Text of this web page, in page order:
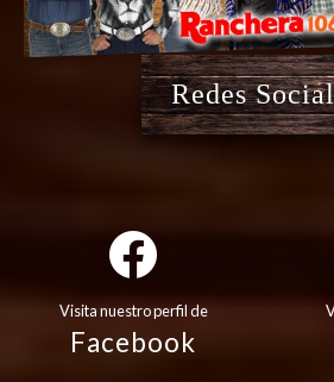
Redes
Visita nuestro perfil de
Facebook